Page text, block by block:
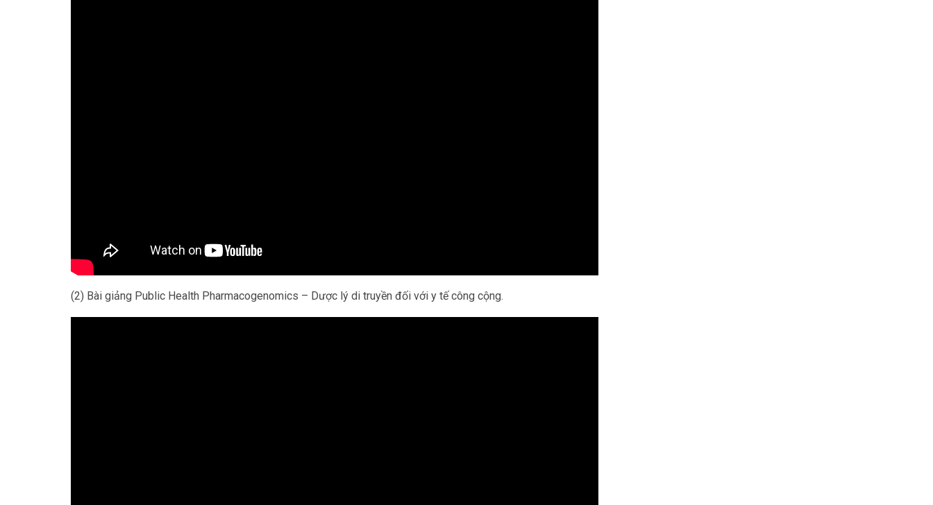
(2) Bài giảng Public Health Pharmacogenomics – Dược lý di truyền đối với y tế công cộng.